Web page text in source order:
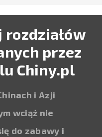
rozdziałów
przez
Chiny.pl
i Azji
wciąż nie
do zabawy i